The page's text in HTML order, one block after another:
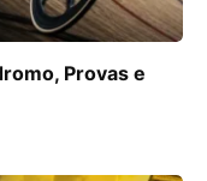
Provas e